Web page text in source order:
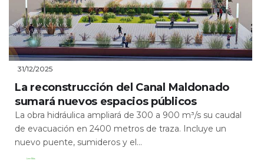
31/12/2025
La reconstrucción del Canal Maldonado
sumará nuevos espacios públicos
La obra hidráulica ampliará de 300 a 900 m³/s su caudal
de evacuación en 2400 metros de traza. Incluye un
nuevo puente, sumideros y el...
Leer Más